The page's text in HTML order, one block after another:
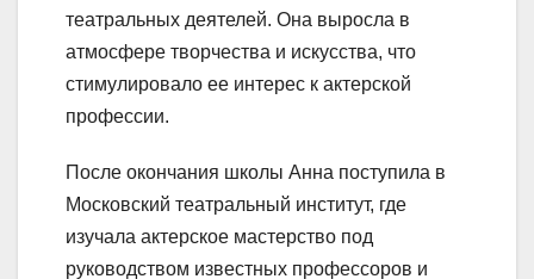
театральных деятелей. Она выросла в
атмосфере творчества и искусства, что
стимулировало ее интерес к актерской
профессии.
После окончания школы Анна поступила в
Московский театральный институт, где
изучала актерское мастерство под
руководством известных профессоров и